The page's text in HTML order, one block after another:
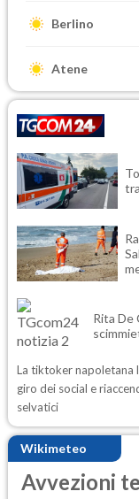
Berlino
Atene
Rita De
La tiktoker napoletana
giro dei social e
selvatici
Wikimeteo
Avvezioni